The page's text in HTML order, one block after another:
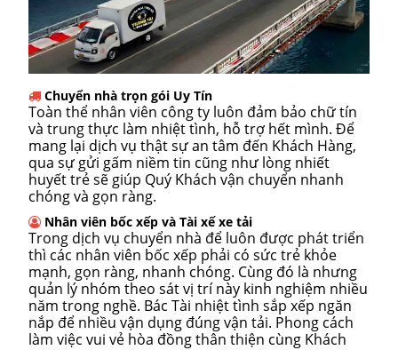
Chuyển nhà trọn gói Uy Tín
Toàn thể nhân viên công ty luôn đảm bảo chữ tín
và trung thực làm nhiệt tình, hỗ trợ hết mình. Để
mang lại dịch vụ thật sự an tâm đến Khách Hàng,
qua sự gửi gấm niềm tin cũng như lòng nhiết
huyết trẻ sẽ giúp Quý Khách vận chuyển nhanh
chóng và gọn ràng.
Nhân viên bốc xếp và Tài xế xe tải
Trong dịch vụ chuyển nhà để luôn được phát triển
thì các nhân viên bốc xếp phải có sức trẻ khỏe
mạnh, gọn ràng, nhanh chóng. Cùng đó là nhưng
quản lý nhóm theo sát vị trí này kinh nghiệm nhiều
năm trong nghề. Bác Tài nhiệt tình sắp xếp ngăn
nắp để nhiều vận dụng đúng vận tải. Phong cách
làm việc vui vẻ hòa đồng thân thiện cùng Khách